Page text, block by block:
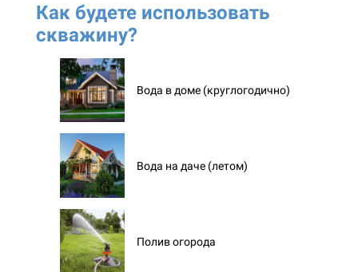
Как будете использовать
скважину?
Вода в доме (круглогодично)
Вода на даче (летом)
Полив огорода